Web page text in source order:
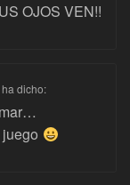
OJOS VEN!!
ha dicho: